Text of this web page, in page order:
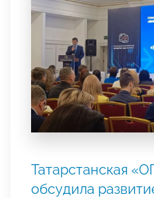
Татарстанская
обсудила